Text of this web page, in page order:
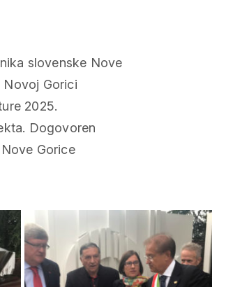
slovenske Nove
Novoj Gorici
2025.
Dogovoren
Gorice